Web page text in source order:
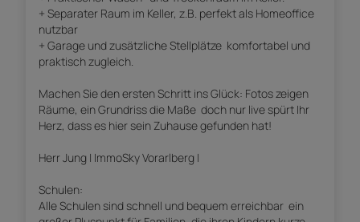
+ Separater Raum im Keller, z.B. perfekt als Homeoffice
nutzbar
+ Garage und zusätzliche Stellplätze  komfortabel und
praktisch zugleich.
Machen Sie den ersten Schritt ins Glück: Fotos zeigen
Räume, ein Grundriss die Maße  doch nur live spürt Ihr
Herz, dass es hier sein Zuhause gefunden hat!
Herr Jung | ImmoSky Vorarlberg |
Schulen:
Alle Schulen sind schnell und bequem erreichbar  ein